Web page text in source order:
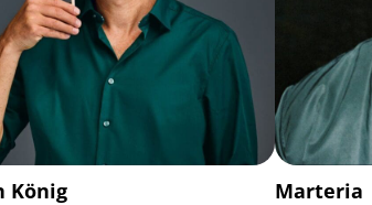
König Marteria